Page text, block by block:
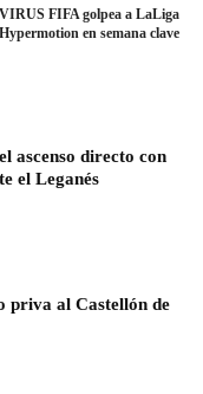
FIFA golpea a LaLiga
Hypermotion en semana clave
ascenso directo con
el Leganés
priva al Castellón de